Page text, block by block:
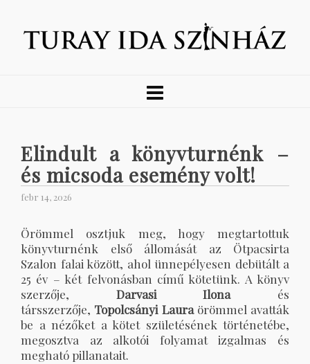
Elindult a könyvturnénk –
és micsoda esemény volt!
febr 14, 2026
Örömmel osztjuk meg, hogy megtartottuk
könyvturnénk első állomását az Ötpacsirta
Szalon falai között, ahol ünnepélyesen debütált a
25 év – két felvonásban című kötetünk. A könyv
szerzője, Darvasi Ilonaés
társszerzője, Topolcsányi Lauraörömmel avatták
be a nézőket a kötet születésének történetébe,
megosztva az alkotói folyamat izgalmas és
megható pillanatait.